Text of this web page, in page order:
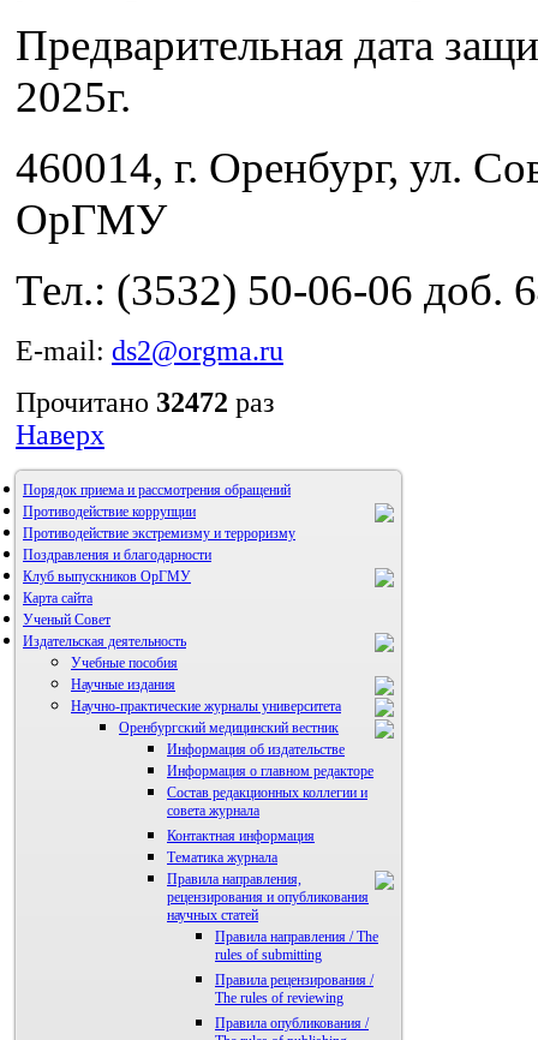
Предварительная дата
2025г.
460014, г. Оренбург, ул.
ОрГМУ
Тел.: (3532) 50-06-06 доб.
E-mail: ds2@orgma.ru
Прочитано 32472 раз
Наверх
Порядок приема и рассмотрения обращений
Противодействие коррупции
Противодействие экстремизму и терроризму
Поздравления и благодарности
Клуб выпускников ОрГМУ
Карта сайта
Ученый Совет
Издательская деятельность
Учебные пособия
Научные издания
Научно-практические журналы университета
Оренбургский медицинский вестник
Информация об издательстве
Информация о главном редакторе
Состав редакционных коллегии и
совета журнала
Контактная информация
Тематика журнала
Правила направления,
рецензирования и опубликования
научных статей
Правила направления / The
rules of submitting
Правила рецензирования /
The rules of reviewing
Правила опубликования /